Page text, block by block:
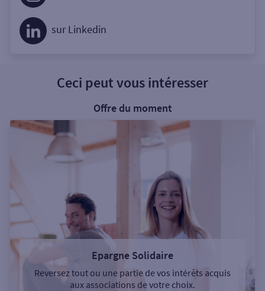
sur Linkedin
Ceci peut vous intéresser
Offre du moment
Epargne Solidaire
Reversez tout ou une partie de vos intérêts acquis
aux associations de votre choix.